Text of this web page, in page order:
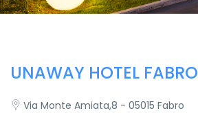
UNAWAY HOTEL FABRO
Via Monte Amiata,8 - 05015 Fabro